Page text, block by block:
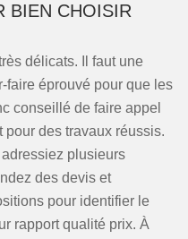
BIEN CHOISIR
délicats. Il faut une
faire éprouvé pour que les
conseillé de faire appel
pour des travaux réussis.
plusieurs
des devis et
pour identifier le
rapport qualité prix. À